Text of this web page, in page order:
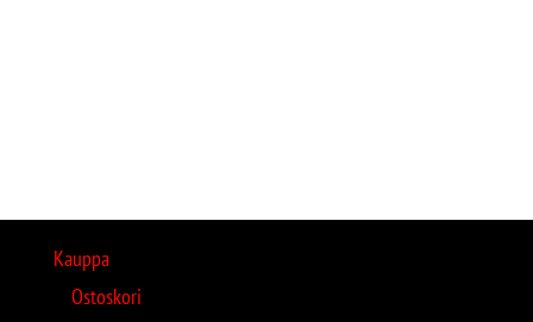
Kauppa
Ostoskori